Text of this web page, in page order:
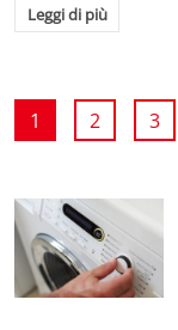
Leggi di più
1 2 3